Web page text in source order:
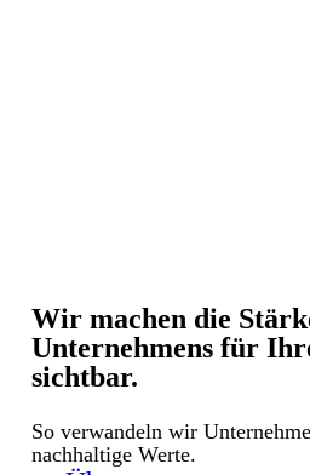
Wir machen die
Unternehmens für
sichtbar.
So verwandeln wir
nachhaltige Werte.